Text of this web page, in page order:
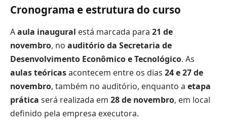
Cronograma e estrutura do curso
Aaula inaugural está marcada para 21 de
novembro, no auditório da Secretaria de
Desenvolvimento Econômico e Tecnológico. As
aulas teóricasacontecem entre os dias 24 e 27 de
novembro, também no auditório, enquanto a etapa
prática será realizada em 28 de novembro, em local
definido pela empresa executora.